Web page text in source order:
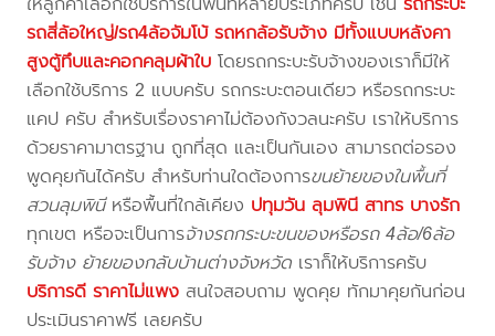
รถสี่ล้อใหญ่/รถ4ล้อจัมโบ้ รถหกล้อรับจ้าง มีทั้งแบบหลังคา
สูงตู้ทึบและคอกคลุมผ้าใบ โดยรถกระบะรับจ้างของเราก็มีให้
เลือกใช้บริการ 2 แบบครับ รถกระบะตอนเดียว หรือรถกระบะ
แคป ครับ สำหรับเรื่องราคาไม่ต้องกังวลนะครับ เราให้บริการ
ด้วยราคามาตรฐาน ถูกที่สุด และเป็นกันเอง สามารถต่อรอง
พูดคุยกันได้ครับ สำหรับท่านใดต้องการขนย้ายของในพื้นที่
สวนลุมพินีหรือพื้นที่ใกล้เคียง ปทุมวัน ลุมพินี สาทร บางรัก
ทุกเขต หรือจะเป็นการจ้างรถกระบะขนของหรือรถ 4ล้อ/6ล้อ
รับจ้าง ย้ายของกลับบ้านต่างจังหวัด เราก็ให้บริการครับ
บริการดี ราคาไม่แพง สนใจสอบถาม พูดคุย ทักมาคุยกันก่อน
ประเมินราคาฟรี เลยครับ